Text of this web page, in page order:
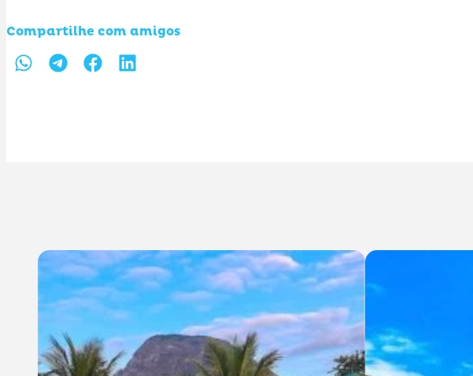
Compartilhe com amigos